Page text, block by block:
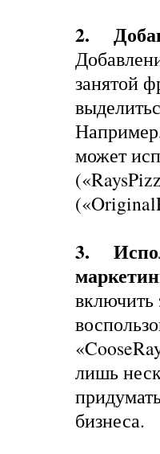
2.
занятой
может
3.
включить
лишь
бизнеса.